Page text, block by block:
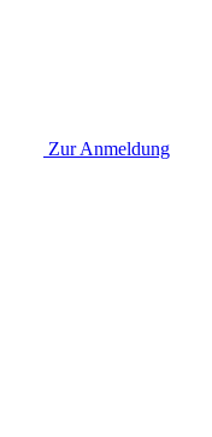
Zur Anmeldung